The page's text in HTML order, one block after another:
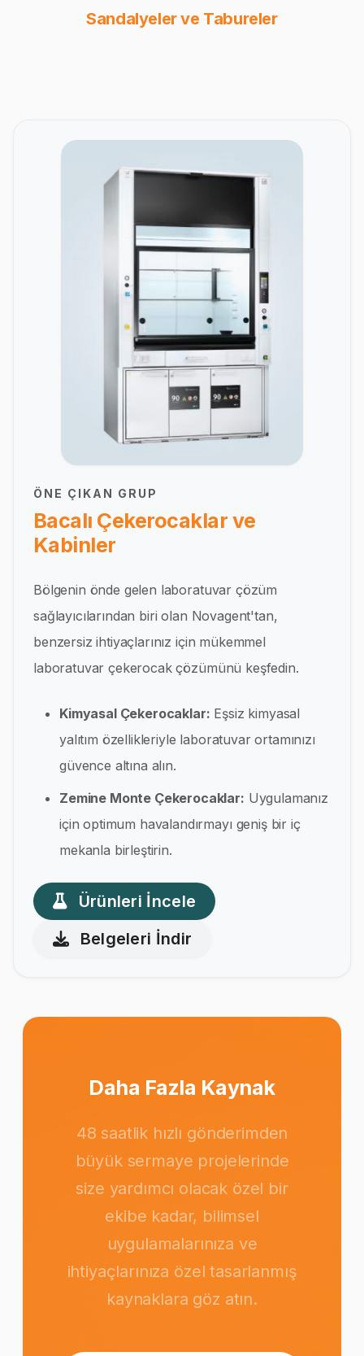
Sandalyeler ve Tabureler
ÖNE ÇIKAN GRUP
Bacalı Çekerocaklar ve
Kabinler
Bölgenin önde gelen laboratuvar çözüm
sağlayıcılarından biri olan Novagent'tan,
benzersiz ihtiyaçlarınız için mükemmel
laboratuvar çekerocak çözümünü keşfedin.
Kimyasal Çekerocaklar: Eşsiz kimyasal
yalıtım özellikleriyle laboratuvar ortamınızı
güvence altına alın.
Zemine Monte Çekerocaklar: Uygulamanız
için optimum havalandırmayı geniş bir iç
mekanla birleştirin.
Ürünleri İncele
Belgeleri İndir
Daha Fazla Kaynak
48 saatlik hızlı gönderimden
büyük sermaye projelerinde
size yardımcı olacak özel bir
ekibe kadar, bilimsel
uygulamalarınıza ve
ihtiyaçlarınıza özel tasarlanmış
kaynaklara göz atın.